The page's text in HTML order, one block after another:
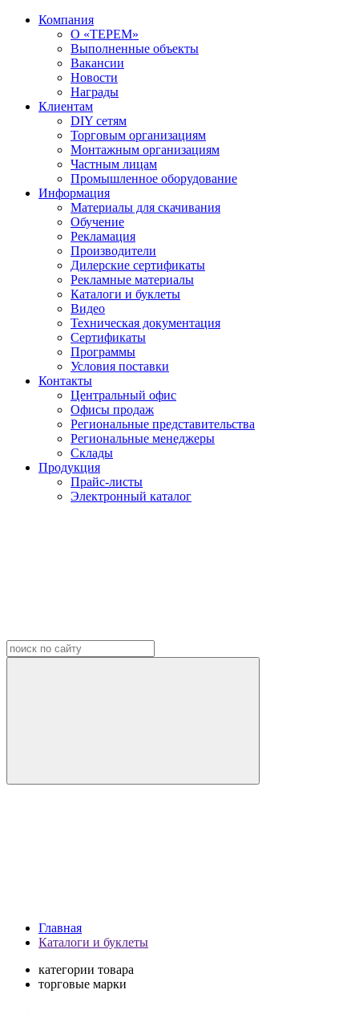
Компания
О «ТЕРЕМ»
Выполненные объекты
Вакансии
Новости
Награды
Клиентам
DIY сетям
Торговым организациям
Монтажным организациям
Частным лицам
Промышленное оборудование
Информация
Материалы для скачивания
Обучение
Рекламация
Производители
Дилерские сертификаты
Рекламные материалы
Каталоги и буклеты
Видео
Техническая документация
Сертификаты
Программы
Условия поставки
Контакты
Центральный офис
Офисы продаж
Региональные представительства
Региональные менеджеры
Склады
Продукция
Прайс-листы
Электронный каталог
Главная
Каталоги и буклеты
категории товара
торговые марки